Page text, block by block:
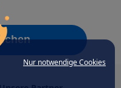
Nur notwendige Cookies